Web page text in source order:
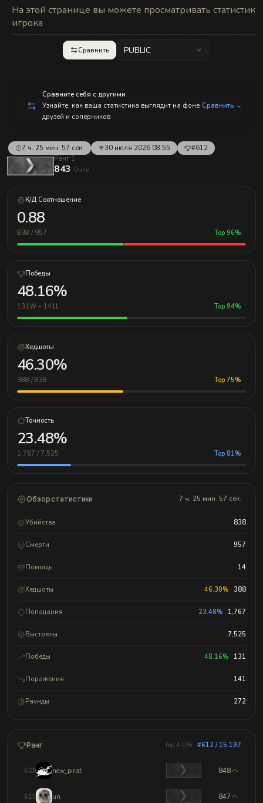
На этой странице вы можете просматривать статистику
игрока
Сравнить PUBLIC
Сравните себя с другими
Узнайте, как ваша статистика выглядит на фоне
друзей и соперников
Сравнить →
7 ч. 25 мин. 57 сек. 30 июля 2026 08:55
#612
Ранг 1
843 Очки
К/Д Соотношение
0.88
838 / 957 Top 96%
Победы
48.16%
131W – 141L Top 94%
Хедшоты
46.30%
388 / 838 Top 75%
Точность
23.48%
1,767 / 7,525 Top 81%
Обзор статистики 7 ч. 25 мин. 57 сек.
Убийства 838
Смерти 957
Помощь 14
Хедшоты 46.30% 388
Попадания 23.48% 1,767
Выстрелы 7,525
Победы 48.16% 131
Поражения 141
Раунды 272
Ранг Top 4.0% #612 / 15,197
609 new_pirat 848
610 un 847
п
р
а
в